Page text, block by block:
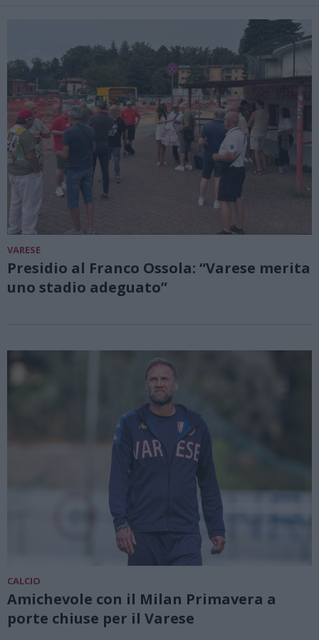
VARESE
Presidio al Franco Ossola: “Varese merita
uno stadio adeguato”
CALCIO
Amichevole con il Milan Primavera a
porte chiuse per il Varese